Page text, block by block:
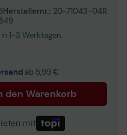
Herstellernr.: 20-71043-04R
1-3 Werktagen.
ab 5,99 €
den Warenkorb
mit